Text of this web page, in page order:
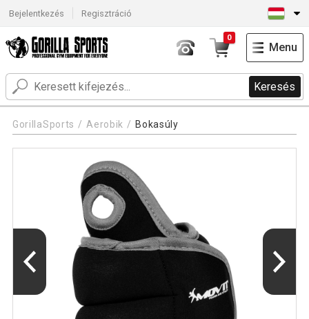
Bejelentkezés Regisztráció
Keresés
0
Menu
GorillaSports Aerobik Bokasúly